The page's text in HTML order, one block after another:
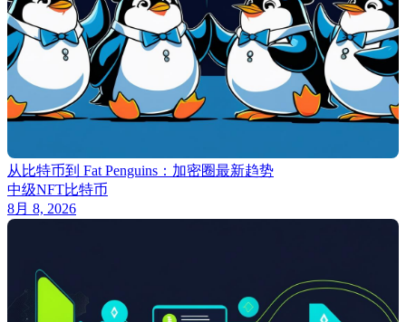
从比特币到 Fat Penguins：加密圈最新趋势
中级NFT比特币
8月 8, 2026